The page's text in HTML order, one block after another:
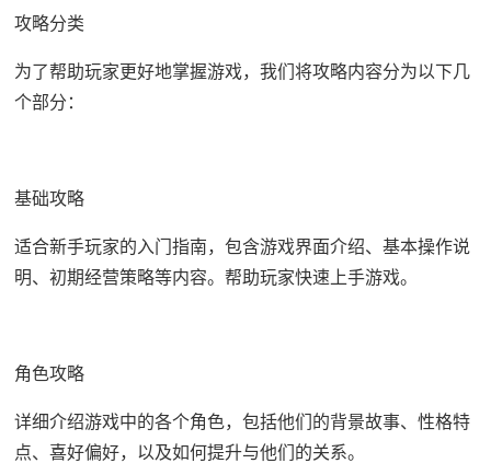
攻略分类
为了帮助玩家更好地掌握游戏，我们将攻略内容分为以下几
个部分：
基础攻略
适合新手玩家的入门指南，包含游戏界面介绍、基本操作说
明、初期经营策略等内容。帮助玩家快速上手游戏。
角色攻略
详细介绍游戏中的各个角色，包括他们的背景故事、性格特
点、喜好偏好，以及如何提升与他们的关系。